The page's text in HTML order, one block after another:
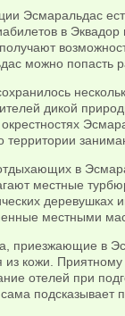
Эсмаральдас
в
можно попасть
дикой
территории
в
местные
деревушках
местными
приезжающие в
из кожи.
отелей при
подсказывает